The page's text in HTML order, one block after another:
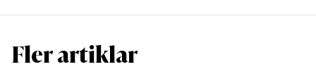
Fler artiklar